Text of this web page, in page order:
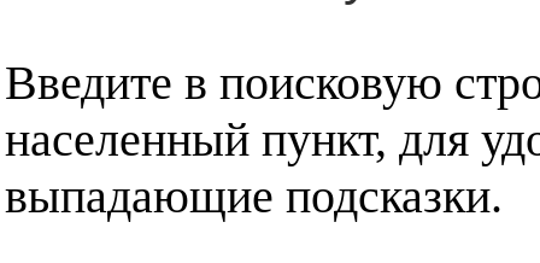
Введите в поисковую
населенный пункт, для
выпадающие подсказки.